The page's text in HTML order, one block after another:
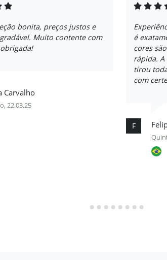
bonita, preços justos e
Muito contente com
Carvalho
22.03.25
é
cores
rápida.
tirou
com
F